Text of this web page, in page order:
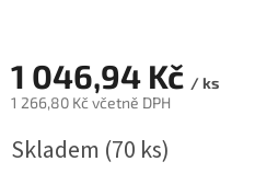
1 046,94 Kč / ks
1 266,80 Kč včetně DPH
cena:
Skladem (70 ks)